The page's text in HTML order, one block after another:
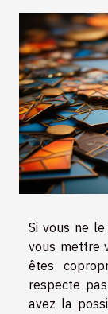
Si vous ne
vous mettre
êtes
respecte
avez la